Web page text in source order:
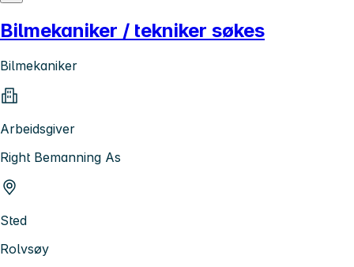
Bilmekaniker / tekniker søkes
Bilmekaniker
Arbeidsgiver
Right Bemanning As
Sted
Rolvsøy